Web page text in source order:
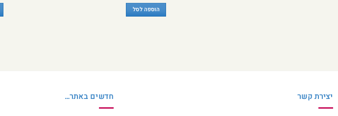
הוספה לסל
יצירת קשר חדשים באתר…